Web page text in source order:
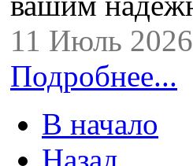
11 Июль 2026
Подробнее...
В начало